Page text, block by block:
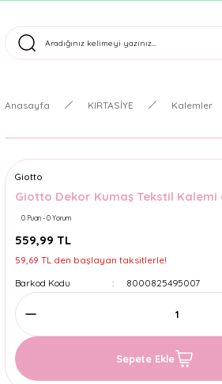
Tüm Siparişler Aynı Gün
Anasayfa KIRTASİYE Kalemler
Giotto
Giotto Dekor Kumaş Tekstil Kalemi
0 Puan - 0 Yorum
559,99 TL
59,69 TL den başlayan taksitlerle!
Barkod Kodu
8000825495007
Sepete Ekle